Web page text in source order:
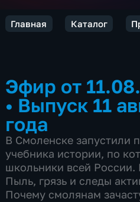
Главная Каталог
Эфир от
• Выпуск 11
года
В Смоленске запустили
учебника истории, по
школьники всей России.
Пыль, грязь и следы
Почему смолянам